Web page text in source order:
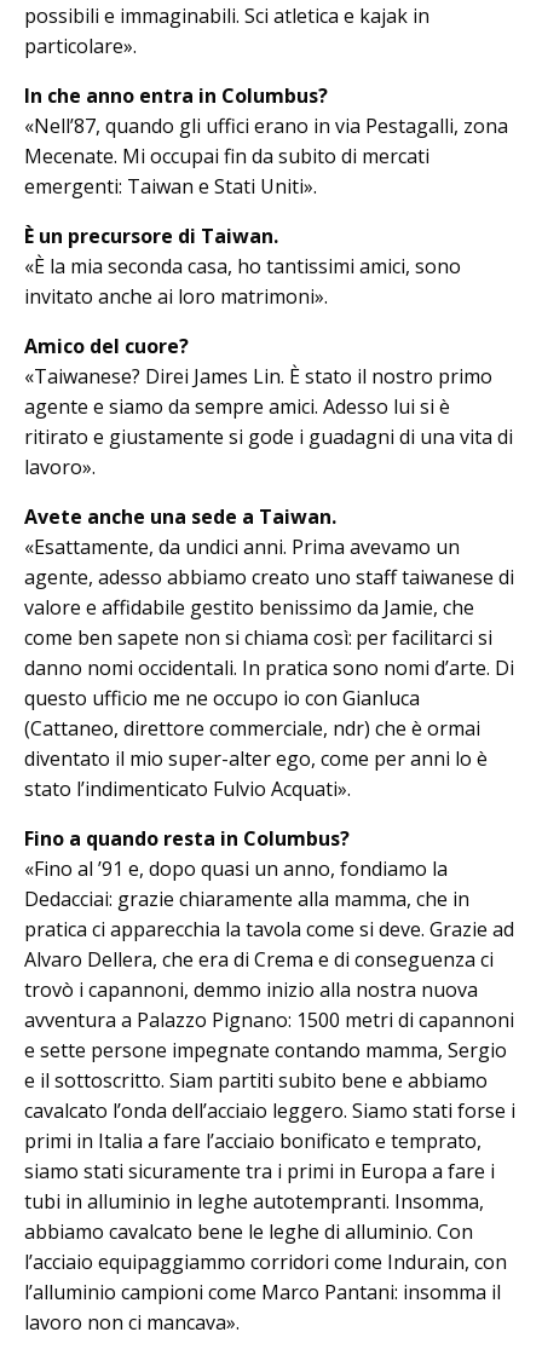
possibili e immaginabili. Sci atletica e kajak in
particolare».
In che anno entra in Columbus?
«Nell’87, quando gli uffici erano in via Pestagalli, zona
Mecenate. Mi occupai fin da subito di mercati
emergenti: Tai­wan e Stati Uniti».
È un precursore di Taiwan.
«È la mia seconda casa, ho tantissimi amici, sono
invitato anche ai loro ma­trimoni».
Amico del cuore?
«Taiwanese? Direi James Lin. È stato il nostro primo
agente e siamo da sempre amici. Adesso lui si è
ritirato e giustamente si gode i guadagni di una vita di
lavoro».
Avete anche una sede a Taiwan.
«Esattamente, da undici anni. Prima avevamo un
agente, adesso abbiamo creato uno staff taiwanese di
valore e affidabile gestito benissimo da Jamie, che
come ben sapete non si chiama così: per facilitarci si
danno no­mi occidentali. In pratica sono nomi d’arte. Di
questo ufficio me ne occupo io con Gianluca
(Cattaneo, direttore commerciale, ndr) che è ormai
diventato il mio super-alter ego, come per anni lo è
stato l’indimenticato Fulvio Ac­quati».
Fino a quando resta in Columbus?
«Fino al ’91 e, dopo quasi un anno, fondiamo la
Dedacciai: grazie chiaramente alla mamma, che in
pratica ci ap­parecchia la tavola come si deve. Gra­zie ad
Alvaro Dellera, che era di Crema e di conseguenza ci
trovò i capannoni, demmo inizio alla nostra nuova
avventura a Palazzo Pignano: 1500 metri di capannoni
e sette persone impegnate contando mamma, Sergio
e il sottoscritto. Siam partiti subito bene e ab­biamo
cavalcato l’onda dell’acciaio leggero. Siamo stati forse i
primi in Italia a fare l’acciaio bonificato e temprato,
siamo stati sicuramente tra i primi in Europa a fare i
tubi in alluminio in leghe autotempranti. Insomma,
abbiamo cavalcato bene le leghe di alluminio. Con
l’acciaio equipaggiammo corridori come Indurain, con
l’alluminio campioni come Marco Pantani: insomma il
lavoro non ci mancava».